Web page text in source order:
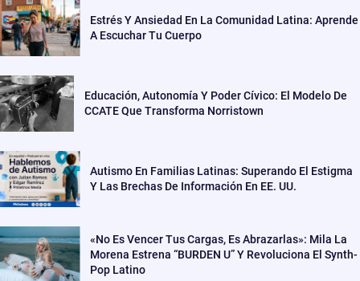
Estrés Y Ansiedad En La Comunidad Latina: Aprende
A Escuchar Tu Cuerpo
Educación, Autonomía Y Poder Cívico: El Modelo De
CCATE Que Transforma Norristown
Autismo En Familias Latinas: Superando El Estigma
Y Las Brechas De Información En EE. UU.
«No Es Vencer Tus Cargas, Es Abrazarlas»: Mila La
Morena Estrena “BURDEN U” Y Revoluciona El Synth-
Pop Latino